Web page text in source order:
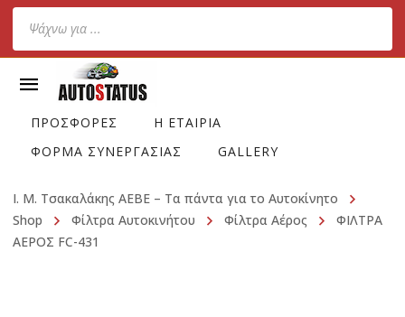
Products
search
ΠΡΟΣΦΟΡΕΣ
Η ΕΤΑΙΡΙΑ
ΦΟΡΜΑ ΣΥΝΕΡΓΑΣΙΑΣ
GALLERY
Ι. Μ. Τσακαλάκης ΑΕΒΕ – Τα πάντα για το Αυτοκίνητο
Shop
Φίλτρα Αυτοκινήτου Φίλτρα Αέρος
ΦΙΛΤΡΑ
ΑΕΡΟΣ FC-431